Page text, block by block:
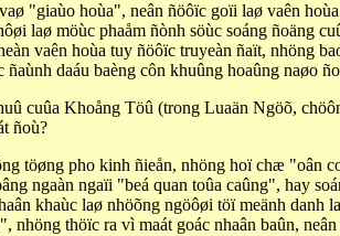
"giaùo hoùa", neân ñöôïc goïi laø vaên
laø möùc phaåm ñònh söùc soáng ñoäng
vaên hoùa tuy ñöôïc truyeàn ñaït, nhöng
daáu baèng côn khuûng hoaûng
cuûa Khoång Töû (trong Luaän Ngöõ,
ñoù?
töøng pho kinh ñieån, nhöng hoï chæ
ngaàn ngaïi "beá quan toûa caûng", hay
khaùc laø nhöõng ngöôøi töï meänh
thöïc ra vì maát goác nhaân baûn,